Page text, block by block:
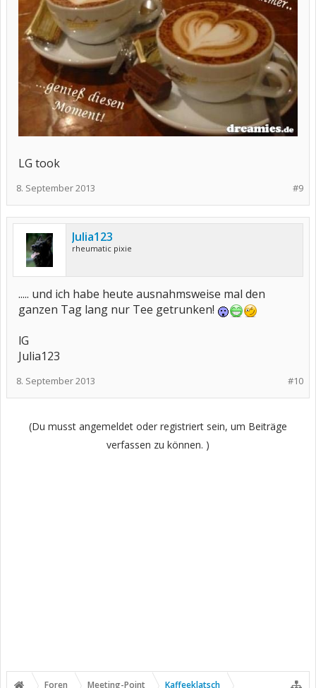
LG took
#9
8. September 2013
Julia123
rheumatic pixie
..... und ich habe heute ausnahmsweise mal den
ganzen Tag lang nur Tee getrunken!
lG
Julia123
#10
8. September 2013
(Du musst angemeldet oder registriert sein, um Beiträge
verfassen zu können. )
Foren Meeting-Point Kaffeeklatsch